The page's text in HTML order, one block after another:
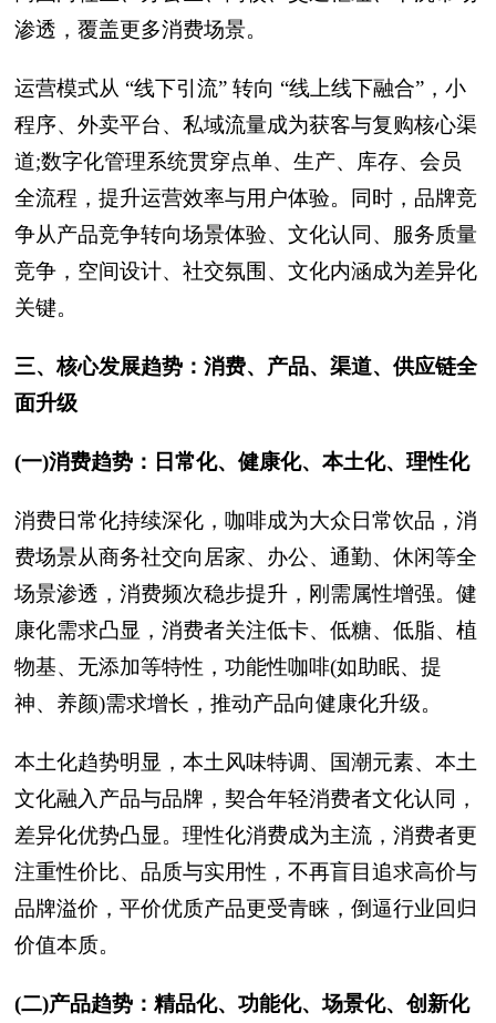
渗透，覆盖更多消费场景。
运营模式从 “线下引流” 转向 “线上线下融合”，小
程序、外卖平台、私域流量成为获客与复购核心渠
道;数字化管理系统贯穿点单、生产、库存、会员
全流程，提升运营效率与用户体验。同时，品牌竞
争从产品竞争转向场景体验、文化认同、服务质量
竞争，空间设计、社交氛围、文化内涵成为差异化
关键。
三、核心发展趋势：消费、产品、渠道、供应链全
面升级
(一)消费趋势：日常化、健康化、本土化、理性化
消费日常化持续深化，咖啡成为大众日常饮品，消
费场景从商务社交向居家、办公、通勤、休闲等全
场景渗透，消费频次稳步提升，刚需属性增强。健
康化需求凸显，消费者关注低卡、低糖、低脂、植
物基、无添加等特性，功能性咖啡(如助眠、提
神、养颜)需求增长，推动产品向健康化升级。
本土化趋势明显，本土风味特调、国潮元素、本土
文化融入产品与品牌，契合年轻消费者文化认同，
差异化优势凸显。理性化消费成为主流，消费者更
注重性价比、品质与实用性，不再盲目追求高价与
品牌溢价，平价优质产品更受青睐，倒逼行业回归
价值本质。
(二)产品趋势：精品化、功能化、场景化、创新化